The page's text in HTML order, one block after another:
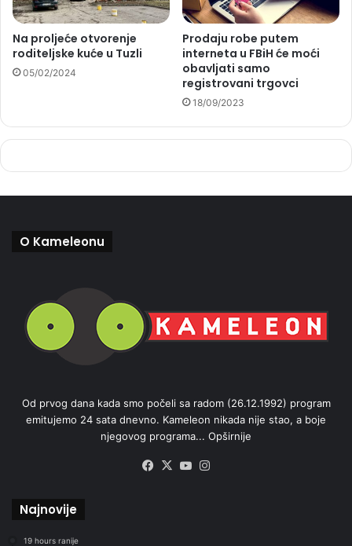
Na proljeće otvorenje
roditeljske kuće u Tuzli
05/02/2024
Prodaju robe putem
interneta u FBiH će moći
obavljati samo
registrovani trgovci
18/09/2023
O Kameleonu
Od prvog dana kada smo počeli sa radom (26.12.1992) program
emitujemo 24 sata dnevno. Kameleon nikada nije stao, a boje
njegovog programa... Opširnije
Facebook
X YouTube
Najnovije
19 hours ranije